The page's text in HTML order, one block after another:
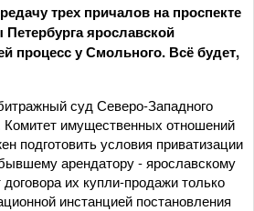
трех причалов на проспекте
ярославской
процесс у Смольного. Всё будет,
суд Северо-Западного
Комитет имущественных отношений
подготовить условия приватизации
арендатору - ярославскому
их купли-продажи только
инстанцией постановления